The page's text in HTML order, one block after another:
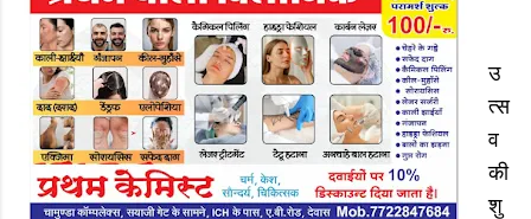
उ
त्स
व
की
शु